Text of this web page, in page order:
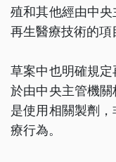
殖和其他經由中
再生醫療技術的項
草案中也明確規
於由中央主管機
是使用相關製劑
療行為。